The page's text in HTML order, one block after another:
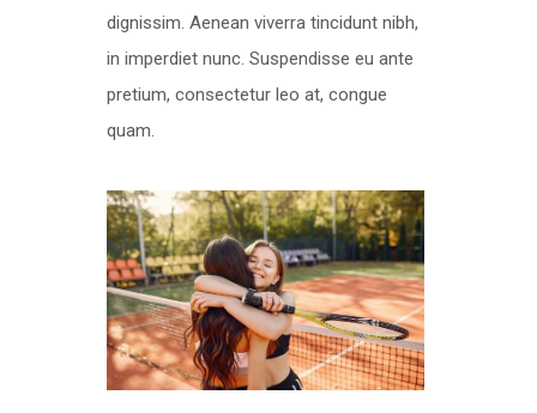
dignissim. Aenean viverra tincidunt nibh,
in imperdiet nunc. Suspendisse eu ante
pretium, consectetur leo at, congue
quam.